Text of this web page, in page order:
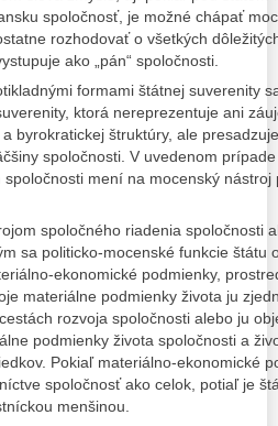
spoločnosť, je možné chápať
rozhodovať o všetkých
ako „pán“ spoločnosti.
formami štátnej suverenity
ktorá nereprezentuje ani
byrokratickej štruktúry, ale
spoločnosti. V uvedenom
mení na mocenský nástroj
spoločného riadenia spoločnosti
sa politicko-mocenské funkcie štátu
ekonomické podmienky,
materiálne podmienky života ju
rozvoja spoločnosti alebo ju
podmienky života spoločnosti a
Pokiaľ materiálno-ekonomické
spoločnosť ako celok, potiaľ je
menšinou.